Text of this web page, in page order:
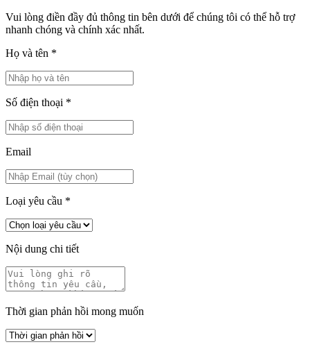
Vui lòng điền đầy đủ thông tin bên dưới để chúng tôi có thể hỗ trợ
nhanh chóng và chính xác nhất.
Họ và tên *
Số điện thoại *
Email
Loại yêu cầu *
Nội dung chi tiết
Thời gian phản hồi mong muốn